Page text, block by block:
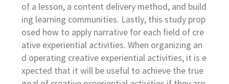
of a lesson, a content delivery method, and build
ing learning communities. Lastly, this study prop
osed how to apply narrative for each field of cre
ative experiential activities. When organizing an
d operating creative experiential activities, it is e
xpected that it will be useful to achieve the true